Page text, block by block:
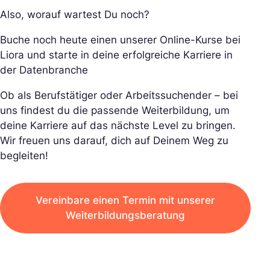
Also, worauf wartest Du noch?
Buche noch heute einen unserer Online-Kurse bei
Liora und starte in deine erfolgreiche Karriere in
der Datenbranche
Ob als Berufstätiger oder Arbeitssuchender – bei
uns findest du die passende Weiterbildung, um
deine Karriere auf das nächste Level zu bringen.
Wir freuen uns darauf, dich auf Deinem Weg zu
begleiten!
Vereinbare einen Termin mit unserer
Weiterbildungsberatung